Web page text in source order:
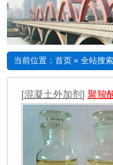
当前位置： 首页 » 全站搜索
[混凝土外加剂] 聚羧